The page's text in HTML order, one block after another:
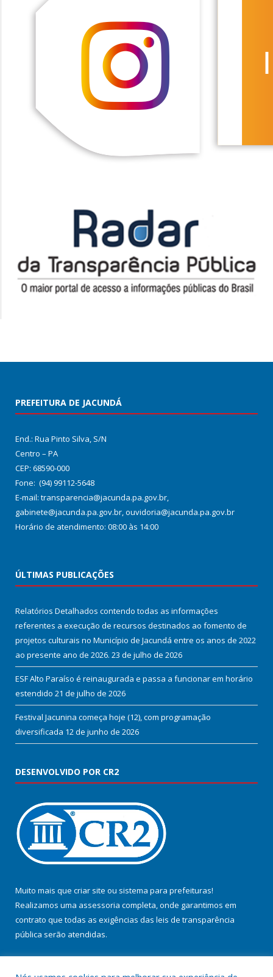
PREFEITURA DE JACUNDÁ
End.: Rua Pinto Silva, S/N
Centro – PA
CEP: 68590-000
Fone: (94) 99112-5648
E-mail: transparencia@jacunda.pa.gov.br,
gabinete@jacunda.pa.gov.br, ouvidoria@jacunda.pa.gov.br
Horário de atendimento: 08:00 às 14:00
ÚLTIMAS PUBLICAÇÕES
Relatórios Detalhados contendo todas as informações
referentes a execução de recursos destinados ao fomento de
projetos culturais no Município de Jacundá entre os anos de 2022
ao presente ano de 2026. 23 de julho de 2026
ESF Alto Paraíso é reinaugurada e passa a funcionar em horário
estendido 21 de julho de 2026
Festival Jacunina começa hoje (12), com programação
diversificada 12 de junho de 2026
DESENVOLVIDO POR CR2
Muito mais que criar site ou sistema para prefeituras!
Realizamos uma assessoria completa, onde garantimos em
contrato que todas as exigências das leis de transparência
pública serão atendidas.